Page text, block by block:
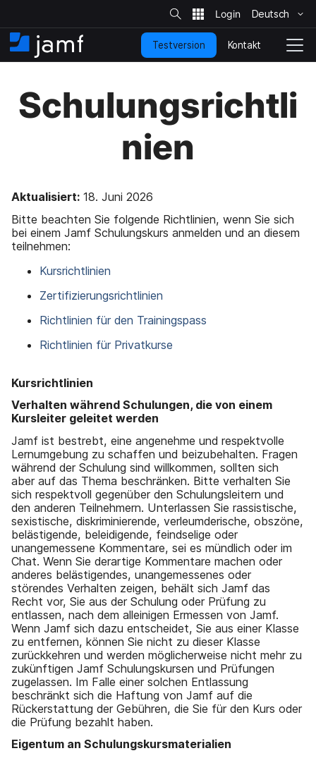
b
e
r
p
r
u
n
d
z
u
n
h
a
t
e
n
S
i
t
e
-
S
u
e
Deutsch
S
t
N
a
i
c
Testversion Kontakt
Schulungsrichtli
nien
Aktualisiert: 18. Juni 2026
Bitte beachten Sie folgende Richtlinien, wenn Sie sich
bei einem Jamf Schulungskurs anmelden und an diesem
teilnehmen:
Kursrichtlinien
Zertifizierungsrichtlinien
Richtlinien für den Trainingspass
Richtlinien für Privatkurse
Kursrichtlinien
Verhalten während Schulungen, die von einem
Kursleiter geleitet werden
Jamf ist bestrebt, eine angenehme und respektvolle
Lernumgebung zu schaffen und beizubehalten. Fragen
während der Schulung sind willkommen, sollten sich
aber auf das Thema beschränken. Bitte verhalten Sie
sich respektvoll gegenüber den Schulungsleitern und
den anderen Teilnehmern. Unterlassen Sie rassistische,
sexistische, diskriminierende, verleumderische, obszöne,
belästigende, beleidigende, feindselige oder
unangemessene Kommentare, sei es mündlich oder im
Chat. Wenn Sie derartige Kommentare machen oder
anderes belästigendes, unangemessenes oder
störendes Verhalten zeigen, behält sich Jamf das
Recht vor, Sie aus der Schulung oder Prüfung zu
entlassen, nach dem alleinigen Ermessen von Jamf.
Wenn Jamf sich dazu entscheidet, Sie aus einer Klasse
zu entfernen, können Sie nicht zu dieser Klasse
zurückkehren und werden möglicherweise nicht mehr zu
zukünftigen Jamf Schulungskursen und Prüfungen
zugelassen. Im Falle einer solchen Entlassung
beschränkt sich die Haftung von Jamf auf die
Rückerstattung der Gebühren, die Sie für den Kurs oder
die Prüfung bezahlt haben.
Eigentum an Schulungskursmaterialien